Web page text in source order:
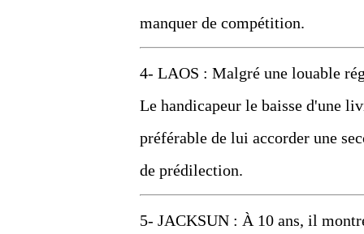
manquer de compétition.
4- LAOS : Malgré une louable
Le handicapeur le baisse d'une
préférable de lui accorder une
de prédilection.
5- JACKSUN : À 10 ans, il